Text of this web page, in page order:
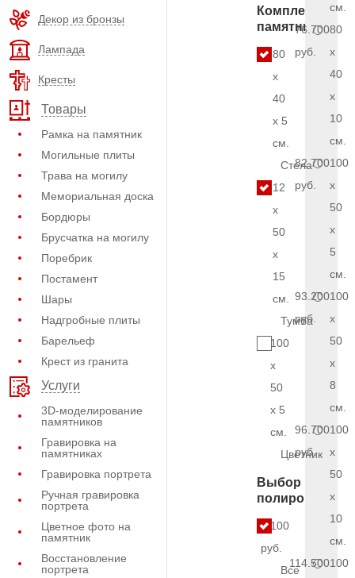
Декор из бронзы
Лампада
Кресты
Товары
Рамка на памятник
Могильные плиты
Трава на могилу
Мемориальная доска
Бордюры
Брусчатка на могилу
Поребрик
Постамент
Шары
Надгробные плиты
Барельеф
Крест из гранита
Услуги
3D-моделирование
памятников
Гравировка на
памятниках
Гравировка портрета
Ручная гравировка
портрета
Цветное фото на
памятник
Восстановление
портрета
Комплект
памятника
80
x
40
x 5
см.
Стела
12
x
50
x
15
см.
Тумба
100
x
50
x 5
см.
Цветник
Выбор
полировки
9.100
руб.
Все
см.
76.700
руб.
80
x
40
x
10
см.
82.700
руб.
100
x
50
x
5
см.
93.200
руб.
100
x
50
x
8
см.
96.700
руб.
100
x
50
x
10
см.
114.500100